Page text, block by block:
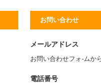
お問い合わせ
メールアドレス
お問い合わせフォ-ムか
電話番号